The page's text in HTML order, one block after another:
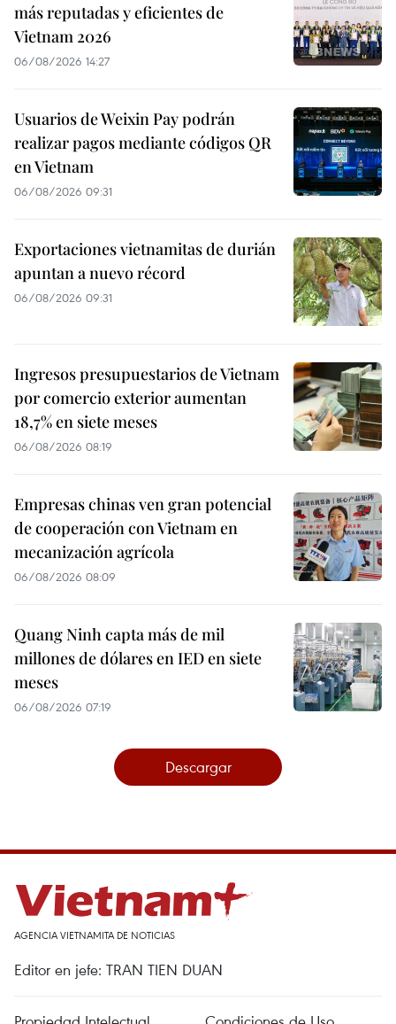
más reputadas y eficientes de
Vietnam 2026
06/08/2026 14:27
Usuarios de Weixin Pay podrán
realizar pagos mediante códigos QR
en Vietnam
06/08/2026 09:31
Exportaciones vietnamitas de durián
apuntan a nuevo récord
06/08/2026 09:31
Ingresos presupuestarios de Vietnam
por comercio exterior aumentan
18,7% en siete meses
06/08/2026 08:19
Empresas chinas ven gran potencial
de cooperación con Vietnam en
mecanización agrícola
06/08/2026 08:09
Quang Ninh capta más de mil
millones de dólares en IED en siete
meses
06/08/2026 07:19
Descargar
AGENCIA VIETNAMITA DE NOTICIAS
Editor en jefe: TRAN TIEN DUAN